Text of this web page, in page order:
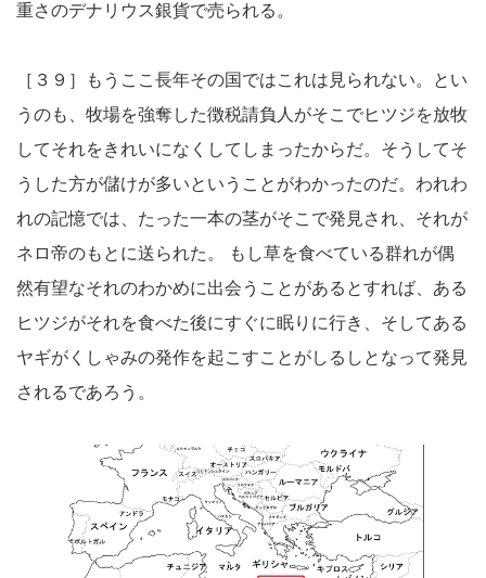
重さのデナリウス銀貨で売られる。
［３９］もうここ長年その国ではこれは見られない。とい
うのも、牧場を強奪した徴税請負人がそこでヒツジを放牧
してそれをきれいになくしてしまったからだ。そうしてそ
うした方が儲けが多いということがわかったのだ。われわ
れの記憶では、たった一本の茎がそこで発見され、それが
ネロ帝のもとに送られた。 もし草を食べている群れが偶
然有望なそれのわかめに出会うことがあるとすれば、ある
ヒツジがそれを食べた後にすぐに眠りに行き、そしてある
ヤギがくしゃみの発作を起こすことがしるしとなって発見
されるであろう。